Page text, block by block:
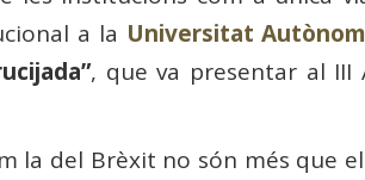
a la Universitat
, que va presentar al III
la del Brèxit no són més que